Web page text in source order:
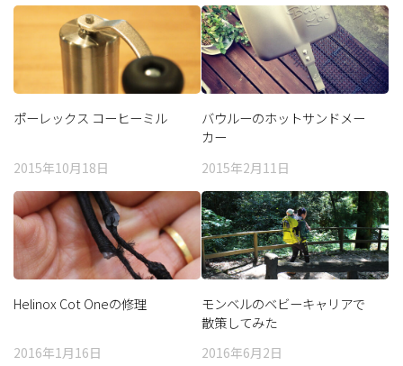
ポーレックス コーヒーミル
2015年10月18日
バウルーのホットサンドメー
カー
2015年2月11日
Helinox Cot Oneの修理
2016年1月16日
モンベルのベビーキャリアで
散策してみた
2016年6月2日